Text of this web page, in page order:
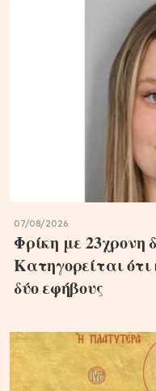
07/08/2026
Φρίκη με
Κατηγορείται
δύο εφήβους